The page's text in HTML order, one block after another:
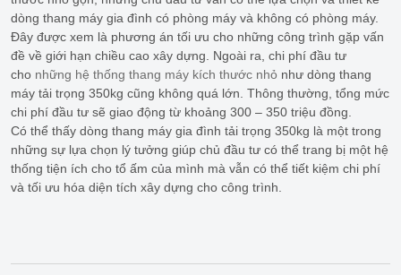
dòng thang máy gia đình có phòng máy và không có phòng máy.
Đây được xem là phương án tối ưu cho những công trình gặp vấn
đề về giới hạn chiều cao xây dựng. Ngoài ra, chi phí đầu tư
cho những hệ thống thang máy kích thước nhỏ như dòng thang
máy tải trọng 350kg cũng không quá lớn. Thông thường, tổng mức
chi phí đầu tư sẽ giao động từ khoảng 300 – 350 triệu đồng.
Có thể thấy dòng thang máy gia đình tải trọng 350kg là một trong
những sự lựa chọn lý tưởng giúp chủ đầu tư có thể trang bị một hệ
thống tiện ích cho tổ ấm của mình mà vẫn có thể tiết kiệm chi phí
và tối ưu hóa diện tích xây dựng cho công trình.